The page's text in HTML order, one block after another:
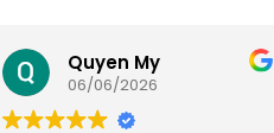
Quyen My
06/06/2026